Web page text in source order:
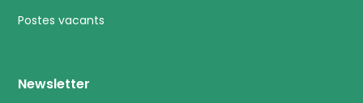
Postes vacants
Newsletter